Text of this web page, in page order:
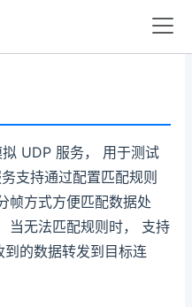
UDP 服务， 用于测试
支持通过配置匹配规则
帧方式方便匹配数据处
当无法匹配规则时， 支持
的数据转发到目标连